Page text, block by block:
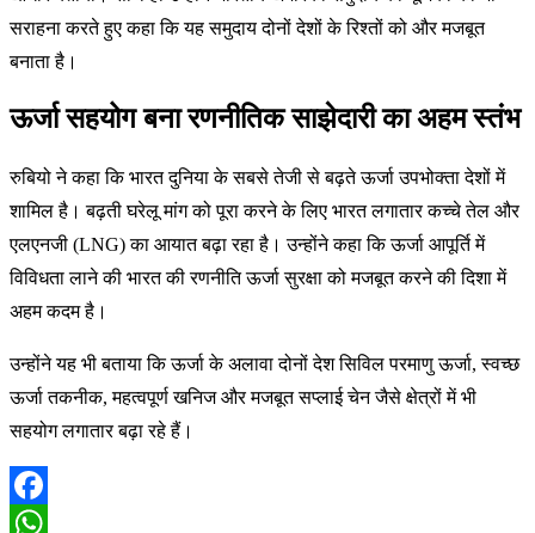
सराहना करते हुए कहा कि यह समुदाय दोनों देशों के रिश्तों को और मजबूत
बनाता है।
ऊर्जा सहयोग बना रणनीतिक साझेदारी का अहम स्तंभ
रुबियो ने कहा कि भारत दुनिया के सबसे तेजी से बढ़ते ऊर्जा उपभोक्ता देशों में
शामिल है। बढ़ती घरेलू मांग को पूरा करने के लिए भारत लगातार कच्चे तेल और
एलएनजी (LNG) का आयात बढ़ा रहा है। उन्होंने कहा कि ऊर्जा आपूर्ति में
विविधता लाने की भारत की रणनीति ऊर्जा सुरक्षा को मजबूत करने की दिशा में
अहम कदम है।
उन्होंने यह भी बताया कि ऊर्जा के अलावा दोनों देश सिविल परमाणु ऊर्जा, स्वच्छ
ऊर्जा तकनीक, महत्वपूर्ण खनिज और मजबूत सप्लाई चेन जैसे क्षेत्रों में भी
सहयोग लगातार बढ़ा रहे हैं।
Facebook